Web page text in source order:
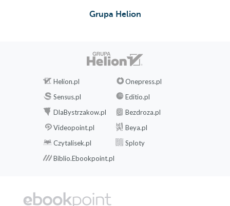
Grupa Helion
Helion.pl
Onepress.pl
Sensus.pl
Editio.pl
DlaBystrzakow.pl
Bezdroza.pl
Videopoint.pl
Beya.pl
Czytalisek.pl
Sploty
Biblio.Ebookpoint.pl